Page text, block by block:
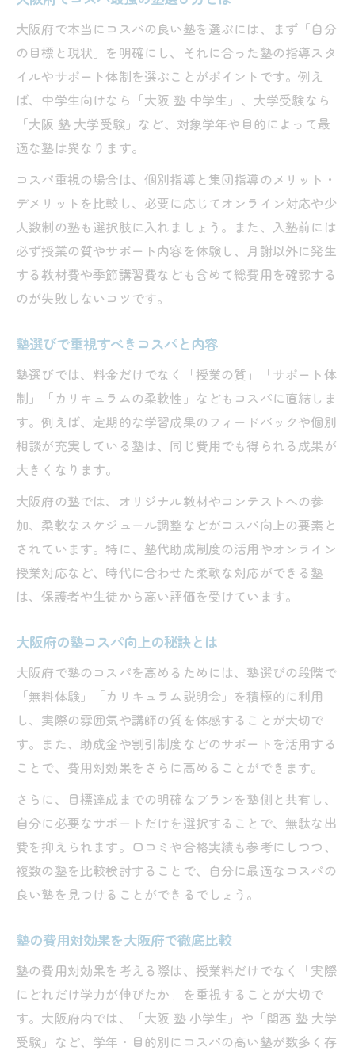
大阪府発・塾のコスパを極めるポイント
塾のコスパを追求する大阪府の工夫
大阪府でコスパ優先の塾選びポイント
塾コスパ向上のための大阪府実践法
大阪府で塾の費用対効果を高める工夫
未来を変える大阪府の塾選び最新ガイド
塾のコスパと未来を大阪府で実現する方法
大阪府の塾選び最新ガイドでコスパ重視
塾で叶える大阪府の未来設計とコスパ
大阪府の塾選びで未来を切り開くポイント
大阪府で本当にコスパの良い塾を選ぶには、まず「自分
の目標と現状」を明確にし、それに合った塾の指導スタ
イルやサポート体制を選ぶことがポイントです。例え
ば、中学生向けなら「大阪 塾 中学生」、大学受験なら
「大阪 塾 大学受験」など、対象学年や目的によって最
適な塾は異なります。
コスパ重視の場合は、個別指導と集団指導のメリット・
デメリットを比較し、必要に応じてオンライン対応や少
人数制の塾も選択肢に入れましょう。また、入塾前には
必ず授業の質やサポート内容を体験し、月謝以外に発生
する教材費や季節講習費なども含めて総費用を確認する
のが失敗しないコツです。
塾選びで重視すべきコスパと内容
塾選びでは、料金だけでなく「授業の質」「サポート体
制」「カリキュラムの柔軟性」などもコスパに直結しま
す。例えば、定期的な学習成果のフィードバックや個別
相談が充実している塾は、同じ費用でも得られる成果が
大きくなります。
大阪府の塾では、オリジナル教材やコンテストへの参
加、柔軟なスケジュール調整などがコスパ向上の要素と
されています。特に、塾代助成制度の活用やオンライン
授業対応など、時代に合わせた柔軟な対応ができる塾
は、保護者や生徒から高い評価を受けています。
大阪府の塾コスパ向上の秘訣とは
大阪府で塾のコスパを高めるためには、塾選びの段階で
「無料体験」「カリキュラム説明会」を積極的に利用
し、実際の雰囲気や講師の質を体感することが大切で
す。また、助成金や割引制度などのサポートを活用する
ことで、費用対効果をさらに高めることができます。
さらに、目標達成までの明確なプランを塾側と共有し、
自分に必要なサポートだけを選択することで、無駄な出
費を抑えられます。口コミや合格実績も参考にしつつ、
複数の塾を比較検討することで、自分に最適なコスパの
良い塾を見つけることができるでしょう。
塾の費用対効果を大阪府で徹底比較
塾の費用対効果を考える際は、授業料だけでなく「実際
にどれだけ学力が伸びたか」を重視することが大切で
す。大阪府内では、「大阪 塾 小学生」や「関西 塾 大学
受験」など、学年・目的別にコスパの高い塾が数多く存